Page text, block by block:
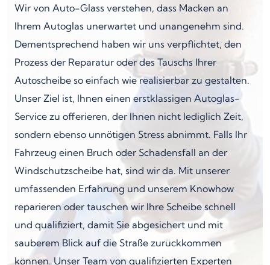
Wir von Auto-Glass verstehen, dass Macken an
Ihrem Autoglas unerwartet und unangenehm sind.
Dementsprechend haben wir uns verpflichtet, den
Prozess der Reparatur oder des Tauschs Ihrer
Autoscheibe so einfach wie realisierbar zu gestalten.
Unser Ziel ist, Ihnen einen erstklassigen Autoglas-
Service zu offerieren, der Ihnen nicht lediglich Zeit,
sondern ebenso unnötigen Stress abnimmt. Falls Ihr
Fahrzeug einen Bruch oder Schadensfall an der
Windschutzscheibe hat, sind wir da. Mit unserer
umfassenden Erfahrung und unserem Knowhow
reparieren oder tauschen wir Ihre Scheibe schnell
und qualifiziert, damit Sie abgesichert und mit
sauberem Blick auf die Straße zurückkommen
können. Unser Team von qualifizierten Experten